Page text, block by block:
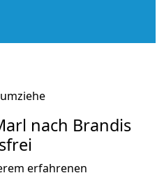
nach Brandis
erfahrenen